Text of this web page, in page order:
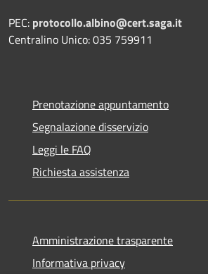
PEC: protocollo.albino@cert.saga.it
Centralino Unico: 035 759911
Prenotazione appuntamento
Segnalazione disservizio
Leggi le FAQ
Richiesta assistenza
Amministrazione trasparente
Informativa privacy